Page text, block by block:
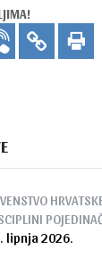
lipnja 2026.